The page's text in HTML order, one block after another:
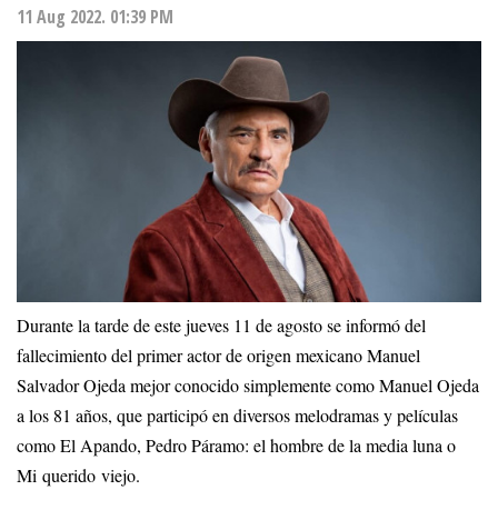
11 Aug 2022. 01:39 PM
Durante la tarde de este jueves 11 de agosto se informó del
fallecimiento del primer actor de origen mexicano Manuel
Salvador Ojeda mejor conocido simplemente como Manuel Ojeda
a los 81 años, que participó en diversos melodramas y películas
como El Apando, Pedro Páramo: el hombre de la media luna o
Mi querido viejo.